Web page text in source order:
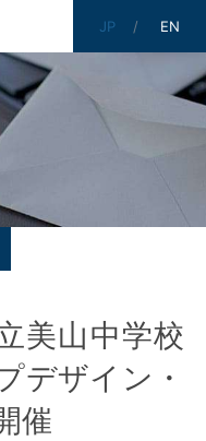
JP EN
美山中学校
デザイン・
催